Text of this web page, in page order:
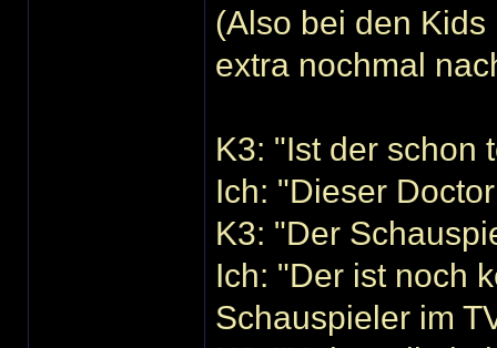
(Also bei den
extra nochmal
K3: "Ist der schon
Ich: "Dieser
K3: "Der
Ich: "Der ist noch
Schauspieler im